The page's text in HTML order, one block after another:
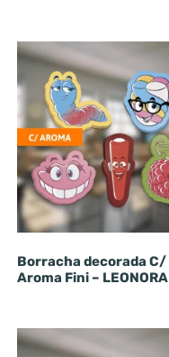
Borracha decorada C/
Aroma Fini – LEONORA